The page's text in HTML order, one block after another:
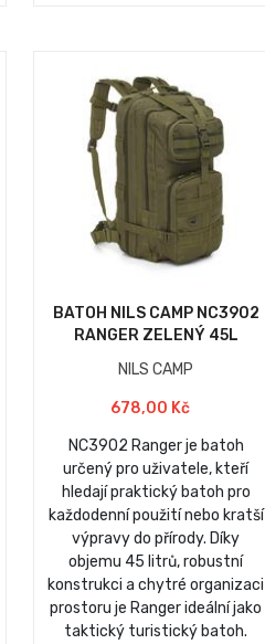
BATOH NILS CAMP NC3902
RANGER ZELENÝ 45L
NILS CAMP
678,00 Kč
NC3902 Ranger je batoh
určený pro uživatele, kteří
hledají praktický batoh pro
každodenní použití nebo kratší
výpravy do přírody. Díky
objemu 45 litrů, robustní
konstrukci a chytré organizaci
prostoru je Ranger ideální jako
taktický turistický batoh.